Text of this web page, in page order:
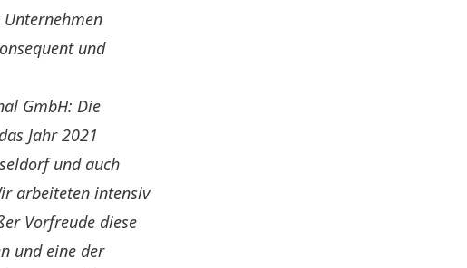
und
GmbH: Die
Jahr 2021
und auch
arbeiteten intensiv
Vorfreude diese
und eine der